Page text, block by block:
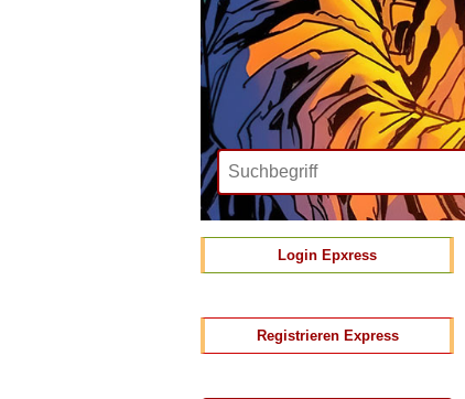
Login Epxress
Registrieren Express